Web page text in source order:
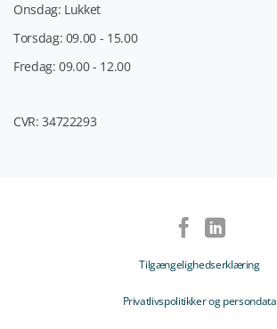
Onsdag: Lukket
Torsdag: 09.00 - 15.00
Fredag: 09.00 - 12.00
CVR: 34722293
Tilgængelighedserklæring
Privatlivspolitikker og persondata